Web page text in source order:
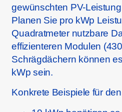
gewünschten PV-
Planen Sie pro kWp
Quadratmeter nutzbare
effizienteren Modulen
Schrägdächern können
kWp sein.
Konkrete Beispiele für